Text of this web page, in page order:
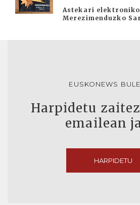
Astekari
Merezimenduzko
EUSKONEWS
Harpidetu
emailean
HARPIDETU